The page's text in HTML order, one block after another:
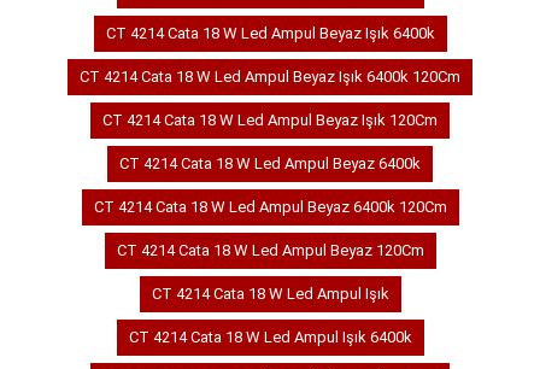
CT 4214 Cata 18 W Led Ampul Beyaz Işık 6400k
CT 4214 Cata 18 W Led Ampul Beyaz Işık 6400k 120Cm
CT 4214 Cata 18 W Led Ampul Beyaz Işık 120Cm
CT 4214 Cata 18 W Led Ampul Beyaz 6400k
CT 4214 Cata 18 W Led Ampul Beyaz 6400k 120Cm
CT 4214 Cata 18 W Led Ampul Beyaz 120Cm
CT 4214 Cata 18 W Led Ampul Işık
CT 4214 Cata 18 W Led Ampul Işık 6400k